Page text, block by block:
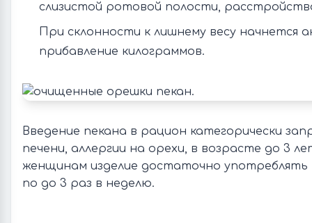
слизистой ротовой полости,
При склонности к лишнему весу начнется
прибавление килограммов.
Введение пекана в рацион категорически
печени, аллергии на орехи, в возрасте до 3
женщинам изделие достаточно употреблять
по до 3 раз в неделю.